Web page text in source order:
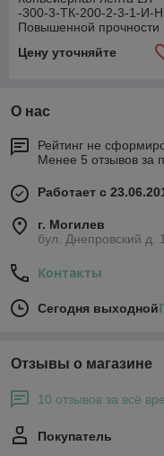
-300-3-ТК-200-2-3-1-И-
Повышенной прочности
Цену уточняйте
О нас
Рейтинг не
Менее 5 отзывов за
Работает с
г. Могилев
бул. Днепровский д.
Контакты
Сегодня выходной
Отзывы о магазине
10 отзывов за всё
Покупатель